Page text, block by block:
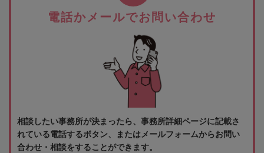
電話かメールでお問い合わせ
相談したい事務所が決まったら、事務所詳細ページに記載さ
れている電話するボタン、またはメールフォームからお問い
合わせ・相談をすることができます。